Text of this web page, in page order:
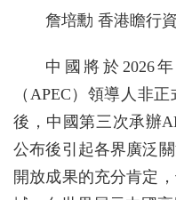
詹培勳 香港瞻行
中國將於2026
（APEC）領導人非
後，中國第三次承辦
公布後引起各界廣泛
開放成果的充分肯定